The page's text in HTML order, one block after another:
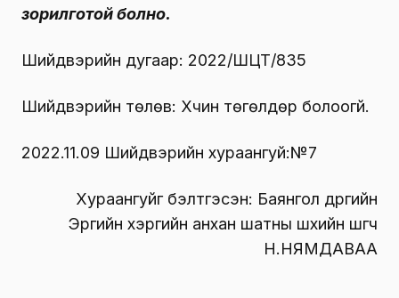
зорилготой болно.
Шийдвэрийн дугаар: 2022/ШЦТ/835
Шийдвэрийн төлөв: Хүчин төгөлдөр болоогүй.
2022.11.09 Шийдвэрийн хураангуй:№7
Хураангуйг бэлтгэсэн: Баянгол дүүргийн
Эрүүгийн хэргийн анхан шатны шүүхийн шүүгч
Н.НЯМДАВАА